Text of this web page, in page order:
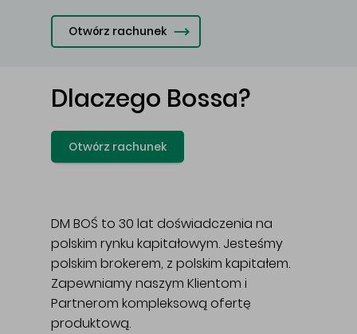
Otwórz rachunek
Dlaczego Bossa?
Otwórz rachunek
DM BOŚ to 30 lat doświadczenia na
polskim rynku kapitałowym. Jesteśmy
polskim brokerem, z polskim kapitałem.
Zapewniamy naszym Klientom i
Partnerom kompleksową ofertę
produktową.